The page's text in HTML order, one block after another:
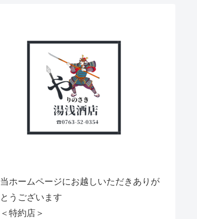
当ホームページにお越しいただきありが
とうございます
＜特約店＞